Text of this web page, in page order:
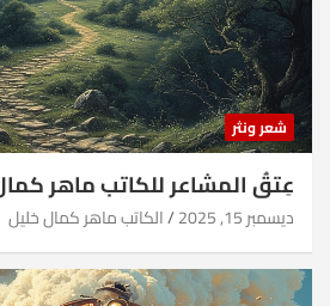
شعر ونثر
عِتقُ المشاعر للكاتب ماهر
ديسمبر 15, 2025 الكاتب ماهر كمال خليل